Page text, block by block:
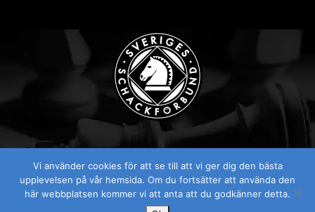
Visselblåsaren
Vi använder cookies för att se till att vi ger dig den bästa
upplevelsen på vår hemsida. Om du fortsätter att använda den
här webbplatsen kommer vi att anta att du godkänner detta.